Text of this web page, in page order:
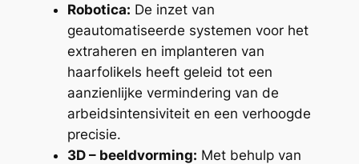
Robotica: De inzet van
geautomatiseerde systemen voor het
extraheren en implanteren van
haarfolikels heeft geleid tot een
aanzienlijke vermindering van de
arbeidsintensiviteit en een verhoogde
precisie.
3D – beeldvorming: Met behulp van